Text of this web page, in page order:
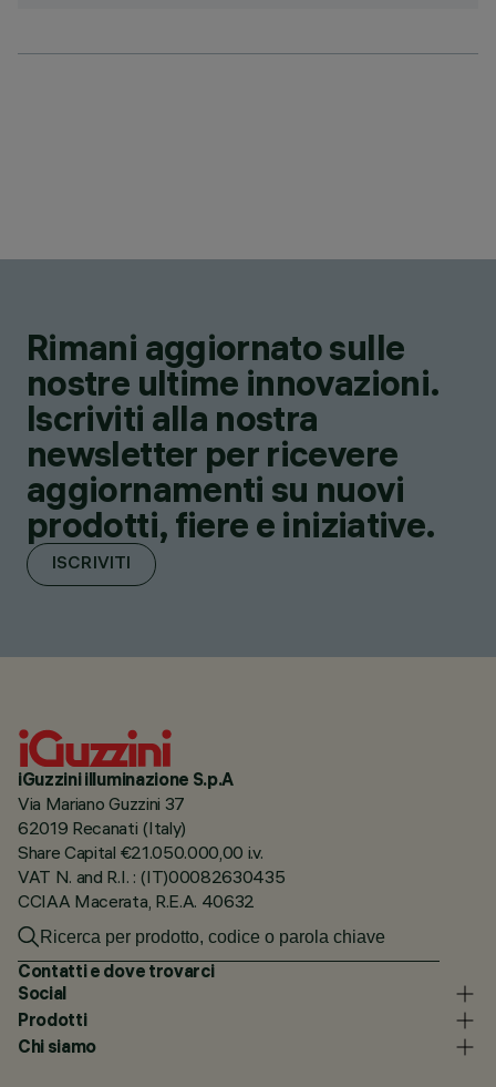
Rimani aggiornato sulle
nostre ultime innovazioni.
Iscriviti alla nostra
newsletter per ricevere
aggiornamenti su nuovi
prodotti, fiere e iniziative.
ISCRIVITI
iGuzzini illuminazione S.p.A
Via Mariano Guzzini 37
62019 Recanati (Italy)
Share Capital €21.050.000,00 i.v.
VAT N. and R.I. : (IT)00082630435
CCIAA Macerata, R.E.A. 40632
Contatti e dove trovarci
Social
Prodotti
Chi siamo